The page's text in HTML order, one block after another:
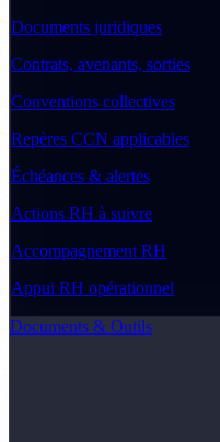
Documents juridiques
Contrats, avenants, sorties
Conventions collectives
Repères CCN applicables
Échéances & alertes
Actions RH à suivre
Accompagnement RH
Appui RH opérationnel
Documents & Outils